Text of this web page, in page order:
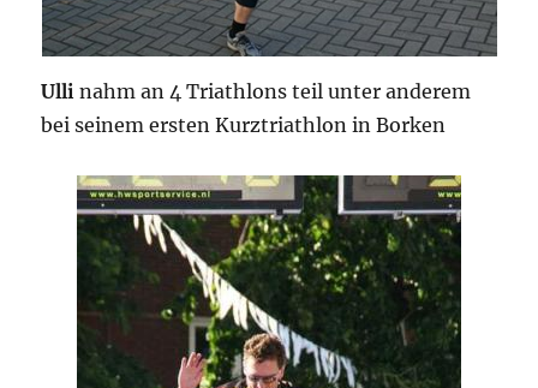
Ulli nahm an 4 Triathlons teil unter anderem
bei seinem ersten Kurztriathlon in Borken